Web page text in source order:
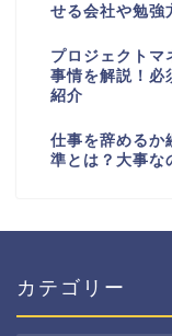
せる会社や勉強
プロジェクトマ
事情を解説！必
紹介
仕事を辞めるか
準とは？大事な
カテゴリー